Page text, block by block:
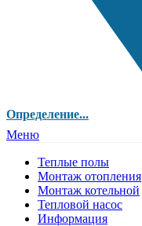
Определение...
Меню
Теплые полы
Монтаж отопления
Монтаж котельной
Тепловой насос
Информация